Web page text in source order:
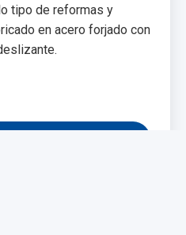
tipo de reformas y
en acero forjado con